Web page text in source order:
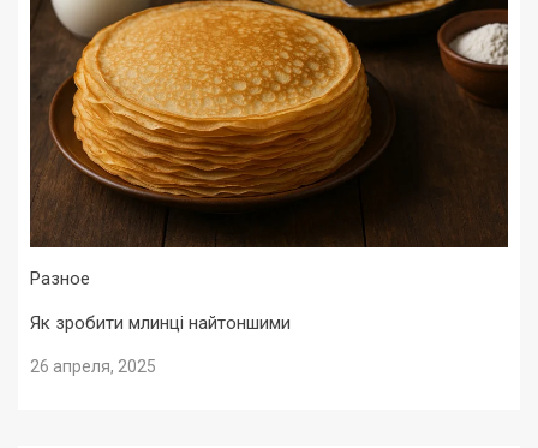
Разное
Як зробити млинці найтоншими
26 апреля, 2025